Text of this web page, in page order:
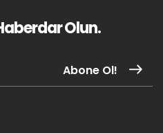
Olun.
Abone Ol!